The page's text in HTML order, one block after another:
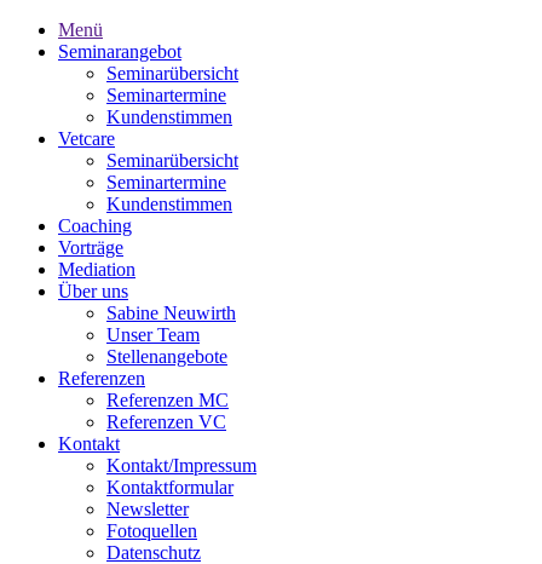
Menü
Seminarangebot
Seminarübersicht
Seminartermine
Kundenstimmen
Vetcare
Seminarübersicht
Seminartermine
Kundenstimmen
Coaching
Vorträge
Mediation
Über uns
Sabine Neuwirth
Unser Team
Stellenangebote
Referenzen
Referenzen MC
Referenzen VC
Kontakt
Kontakt/Impressum
Kontaktformular
Newsletter
Fotoquellen
Datenschutz